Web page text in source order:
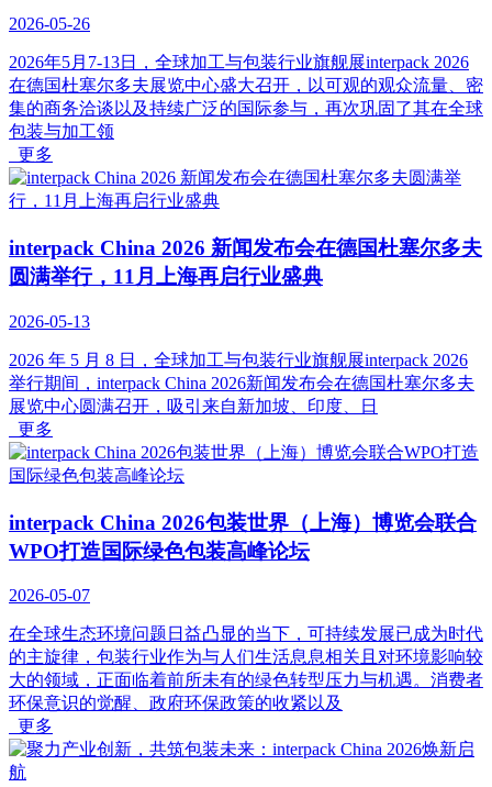
2026-05-26
2026年5月7-13日，全球加工与包装行业旗舰展interpack 2026
在德国杜塞尔多夫展览中心盛大召开，以可观的观众流量、密
集的商务洽谈以及持续广泛的国际参与，再次巩固了其在全球
包装与加工领
更多
interpack China 2026 新闻发布会在德国杜塞尔多夫
圆满举行，11月上海再启行业盛典
2026-05-13
2026 年 5 月 8 日，全球加工与包装行业旗舰展interpack 2026
举行期间，interpack China 2026新闻发布会在德国杜塞尔多夫
展览中心圆满召开，吸引来自新加坡、印度、日
更多
interpack China 2026包装世界（上海）博览会联合
WPO打造国际绿色包装高峰论坛
2026-05-07
在全球生态环境问题日益凸显的当下，可持续发展已成为时代
的主旋律，包装行业作为与人们生活息息相关且对环境影响较
大的领域，正面临着前所未有的绿色转型压力与机遇。消费者
环保意识的觉醒、政府环保政策的收紧以及
更多